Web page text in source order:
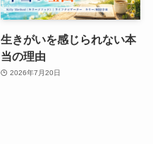
生きがいを感じられない本
当の理由
2026年7月20日